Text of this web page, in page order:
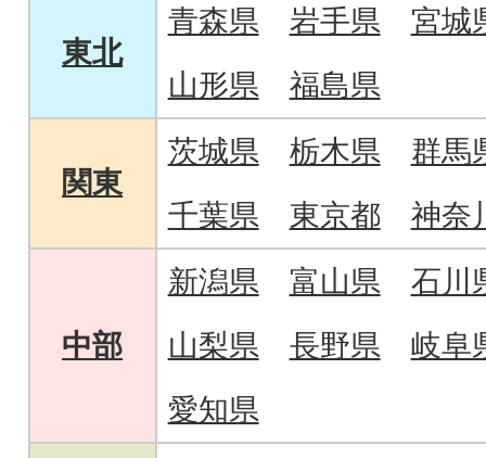
東北
青森県 岩手県
宮城
山形県
福島県
関東
茨城県 栃木県
群馬
千葉県
東京都 神奈
中部
新潟県 富山県
石川
山梨県
長野県
岐阜
愛知県